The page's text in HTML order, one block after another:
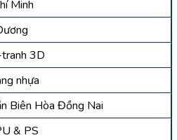
Minh
3D
nhựa
Biên Hòa Đồng Nai
& PS